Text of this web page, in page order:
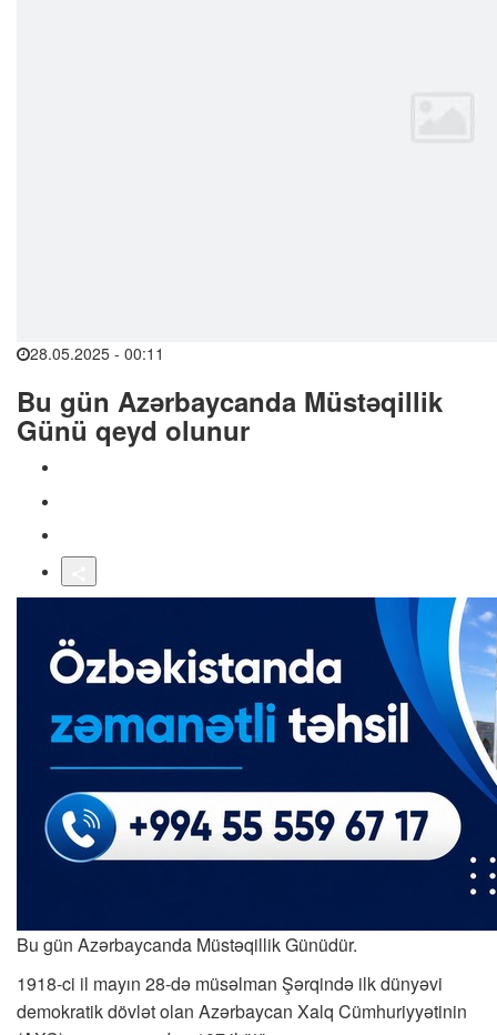
28.05.2025 - 00:11
Bu gün Azərbaycanda Müstəqillik
Günü qeyd olunur
Bu gün Azərbaycanda Müstəqillik Günüdür.
1918-ci il mayın 28-də müsəlman Şərqində ilk dünyəvi
demokratik dövlət olan Azərbaycan Xalq Cümhuriyyətinin